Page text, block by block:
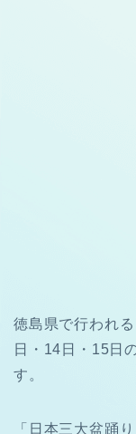
徳島県で行われ
日・14日・15日
す。
「日本三大盆踊